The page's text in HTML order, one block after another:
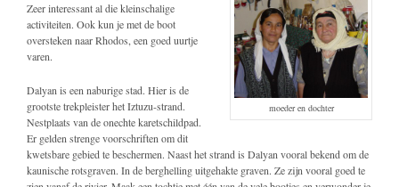
moeder en dochter
Zeer interessant al die kleinschalige
activiteiten. Ook kun je met de boot
oversteken naar Rhodos, een goed uurtje
varen.
Dalyan is een naburige stad. Hier is de
grootste trekpleister het Iztuzu-strand.
Nestplaats van de onechte karetschildpad.
Er gelden strenge voorschriften om dit
kwetsbare gebied te beschermen. Naast het strand is Dalyan vooral bekend om de
kaunische rotsgraven. In de berghelling uitgehakte graven. Ze zijn vooral goed te